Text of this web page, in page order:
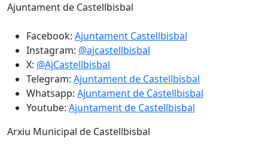
Ajuntament de Castellbisbal
Facebook: Ajuntament Castellbisbal
Instagram: @ajcastellbisbal
X: @AjCastellbisbal
Telegram: Ajuntament de Castellbisbal
Whatsapp: Ajuntament de Castellbisbal
Youtube: Ajuntament de Castellbisbal
Arxiu Municipal de Castellbisbal